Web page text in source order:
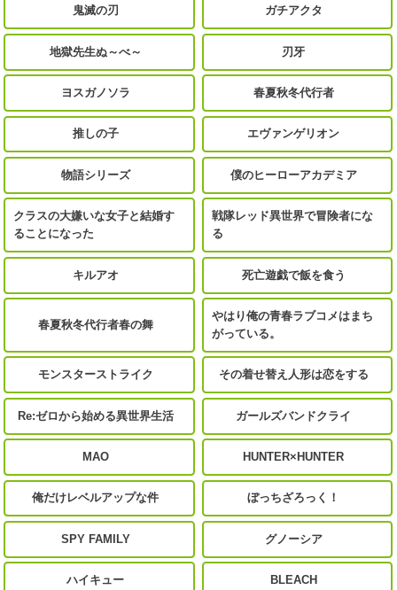
鬼滅の刃 ガチアクタ
地獄先生ぬ～べ～ 刃牙
ヨスガノソラ 春夏秋冬代行者
推しの子 エヴァンゲリオン
物語シリーズ 僕のヒーローアカデミア
クラスの大嫌いな女子と結婚す
ることになった
戦隊レッド異世界で冒険者にな
る
キルアオ 死亡遊戯で飯を食う
春夏秋冬代行者春の舞
やはり俺の青春ラブコメはまち
がっている。
モンスターストライク その着せ替え人形は恋をする
Re:ゼロから始める異世界生活 ガールズバンドクライ
MAO HUNTER×HUNTER
俺だけレベルアップな件 ぼっちざろっく！
SPY FAMILY グノーシア
ハイキュー BLEACH